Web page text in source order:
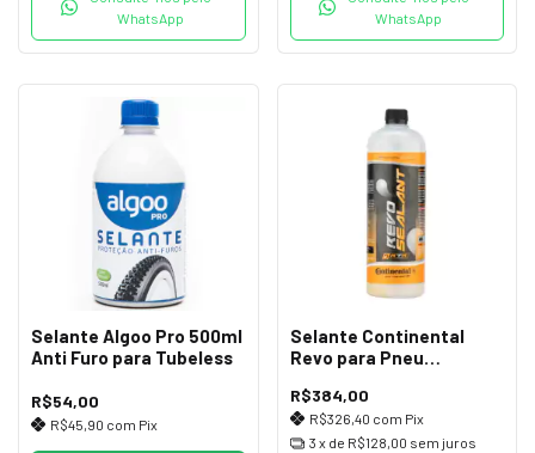
WhatsApp
WhatsApp
Selante Algoo Pro 500ml
Anti Furo para Tubeless
R$54,00
R$45,90 com Pix
Selante Continental
Revo para Pneu
R$384,00
R$326,40 com Pix
3 x de R$128,00 sem juros